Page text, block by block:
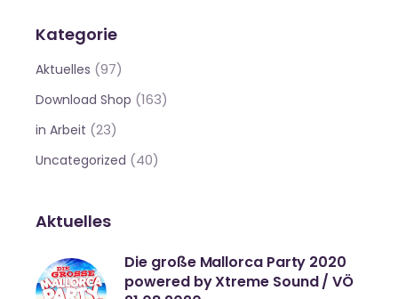
Kategorie
Aktuelles (97)
Download Shop (163)
in Arbeit (23)
Uncategorized (40)
Aktuelles
Die große Mallorca Party 2020
powered by Xtreme Sound / VÖ